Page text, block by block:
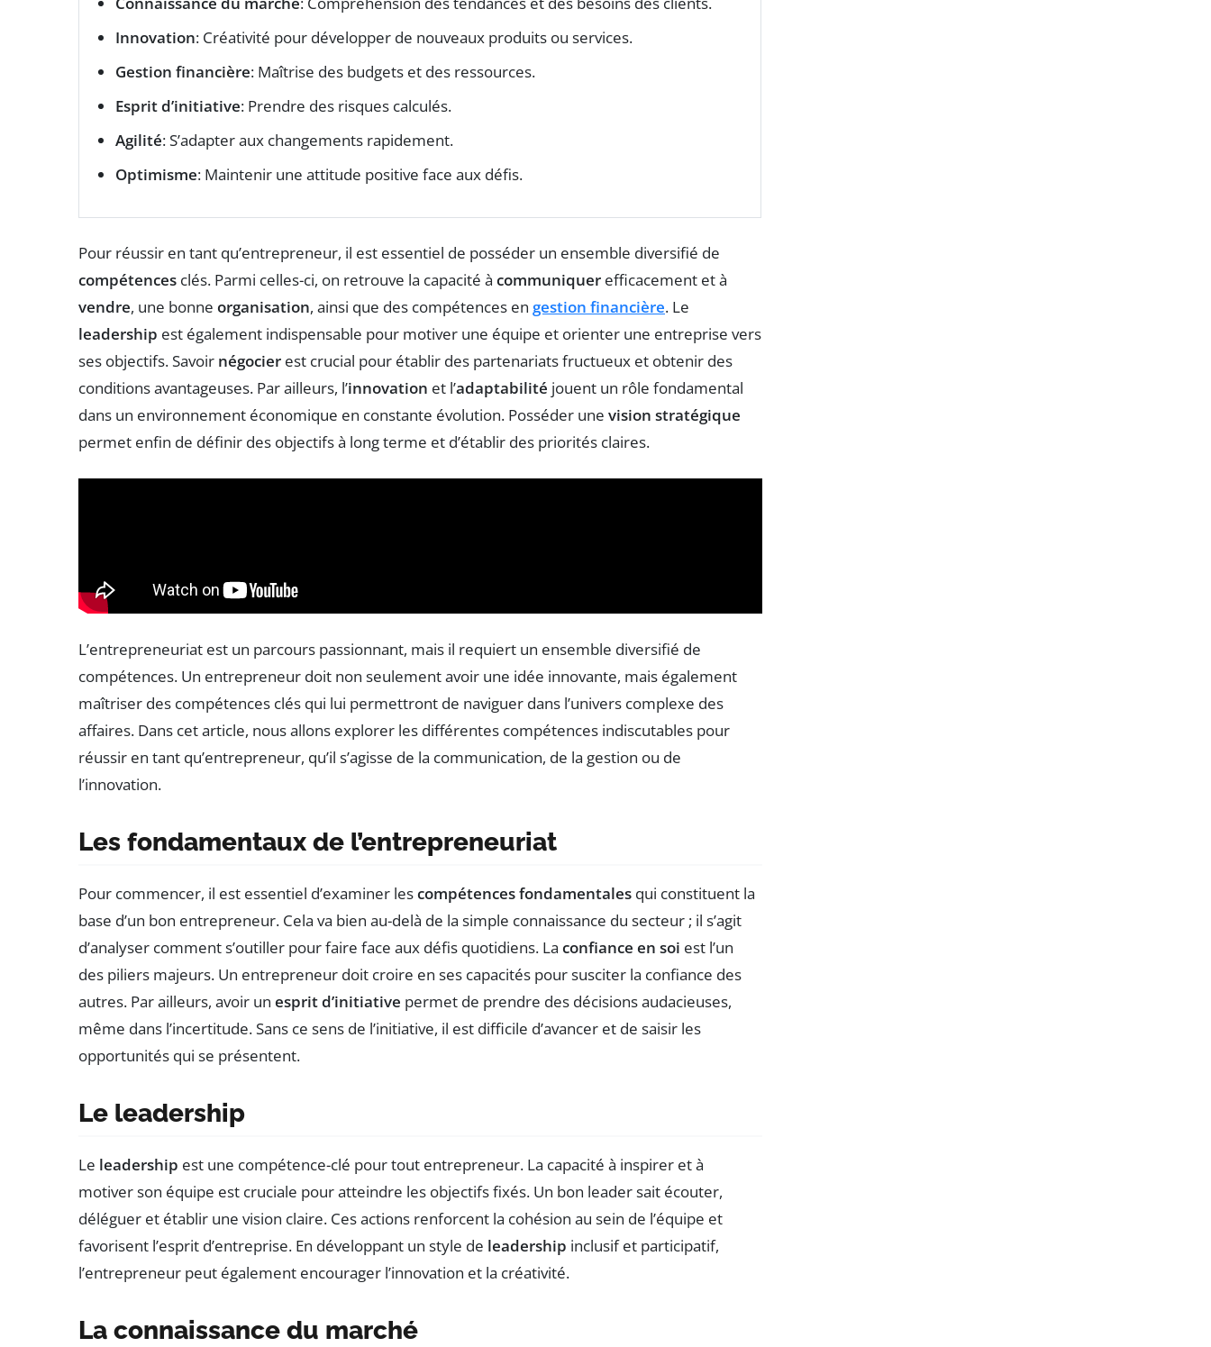
Innovation: Créativité pour développer de nouveaux produits ou services.
Gestion financière: Maîtrise des budgets et des ressources.
Esprit d’initiative: Prendre des risques calculés.
Agilité: S’adapter aux changements rapidement.
Optimisme: Maintenir une attitude positive face aux défis.
Pour réussir en tant qu’entrepreneur, il est essentiel de posséder un ensemble diversifié de
compétences clés. Parmi celles-ci, on retrouve la capacité à communiquer efficacement et à
vendre, une bonne organisation, ainsi que des compétences en gestion financière. Le
leadership est également indispensable pour motiver une équipe et orienter une entreprise vers
ses objectifs. Savoir négocier est crucial pour établir des partenariats fructueux et obtenir des
conditions avantageuses. Par ailleurs, l’innovation et l’adaptabilité jouent un rôle fondamental
dans un environnement économique en constante évolution. Posséder une vision stratégique
permet enfin de définir des objectifs à long terme et d’établir des priorités claires.
L’entrepreneuriat est un parcours passionnant, mais il requiert un ensemble diversifié de
compétences. Un entrepreneur doit non seulement avoir une idée innovante, mais également
maîtriser des compétences clés qui lui permettront de naviguer dans l’univers complexe des
affaires. Dans cet article, nous allons explorer les différentes compétences indiscutables pour
réussir en tant qu’entrepreneur, qu’il s’agisse de la communication, de la gestion ou de
l’innovation.
Les fondamentaux de l’entrepreneuriat
Pour commencer, il est essentiel d’examiner lescompétences fondamentales qui constituent la
base d’un bon entrepreneur. Cela va bien au-delà de la simple connaissance du secteur ; il s’agit
d’analyser comment s’outiller pour faire face aux défis quotidiens. La confiance en soi est l’un
des piliers majeurs. Un entrepreneur doit croire en ses capacités pour susciter la confiance des
autres. Par ailleurs, avoir un esprit d’initiative permet de prendre des décisions audacieuses,
même dans l’incertitude. Sans ce sens de l’initiative, il est difficile d’avancer et de saisir les
opportunités qui se présentent.
Le leadership
Le leadership est une compétence-clé pour tout entrepreneur. La capacité à inspirer et à
motiver son équipe est cruciale pour atteindre les objectifs fixés. Un bon leader sait écouter,
déléguer et établir une vision claire. Ces actions renforcent la cohésion au sein de l’équipe et
favorisent l’esprit d’entreprise. En développant un style de leadership inclusif et participatif,
l’entrepreneur peut également encourager l’innovation et la créativité.
La connaissance du marché